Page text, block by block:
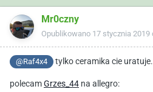
Mr0czny
Opublikowano 17 stycznia 2019
@Raf4x4 tylko ceramika cie
polecamGrzes_44 na allegro: